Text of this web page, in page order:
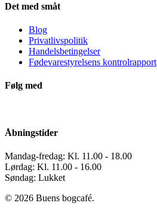
Det med småt
Blog
Privatlivspolitik
Handelsbetingelser
Fødevarestyrelsens kontrolrapport
Følg med
Åbningstider
Mandag-fredag: Kl. 11.00 - 18.00
Lørdag: Kl. 11.00 - 16.00
Søndag: Lukket
© 2026 Buens bogcafé.